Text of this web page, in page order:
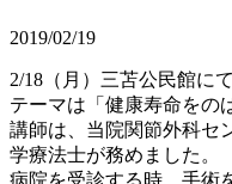
2019/02/19
2/18（月）三苫公民館に
テーマは「健康寿命をの
講師は、当院関節外科セ
学療法士が務めました。
病院を受診する時、手術